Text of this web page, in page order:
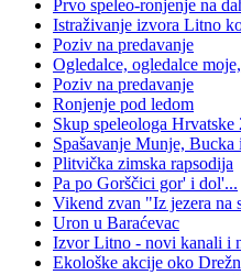
Prvo speleo-ronjenje na
Istraživanje izvora Litno
Poziv na predavanje
Ogledalce, ogledalce
Poziv na predavanje
Ronjenje pod ledom
Skup speleologa Hrvatske
Spašavanje Munje, Bucka
Plitvička zimska rapsodija
Pa po Gorščici gor' i dol'...
Vikend zvan "Iz jezera na
Uron u Baraćevac
Izvor Litno - novi kanali i
Ekološke akcije oko